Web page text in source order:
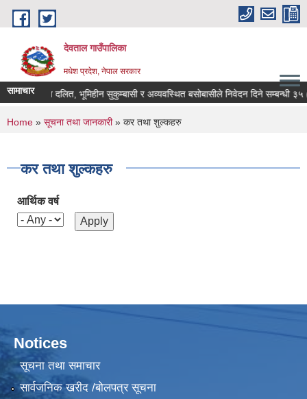
Skip to main content
देवताल गाउँपालिका
मधेश प्रदेश, नेपाल सरकार
सामाचारभूमिहीन दलित, भूमिहीन सुकुम्बासी र अव्यवस्थित बसोबासीले निवेदन दिने सम्बन्धी ३५
You are here
Home » सूचना तथा जानकारी» कर तथा शुल्कहरु
कर तथा शुल्कहरु
आर्थिक वर्ष
Notices
सूचना तथा समाचार
सार्वजनिक खरीद /बोलपत्र सूचना